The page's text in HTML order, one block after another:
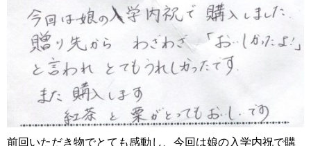
前回いただき物でとても感動し、今回は娘の入学内祝で購